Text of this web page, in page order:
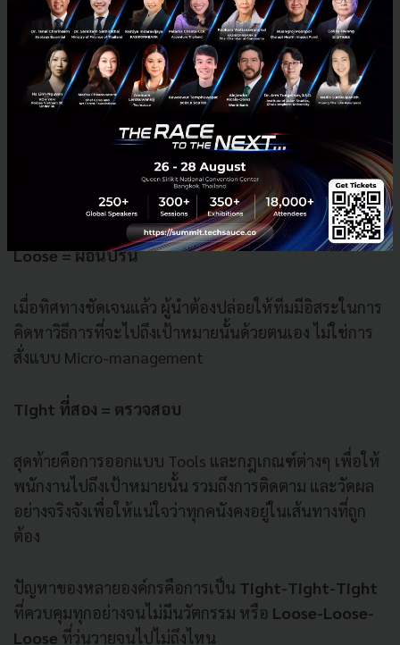
องค์กร ระหว่างการควบคุม และการมอบอิสระภาพให้กับ
พนักงาน
Tight แรก = เข้มงวด
คุณ Sigve Brekke บอกว่า ผู้นำต้องกำหนดทิศทาง และเป้า
หมายขององค์กรให้ชัดเจนและหนักแน่น ทุกคนในทีมต้อง
รู้ว่ากำลังจะมุ่งหน้าไปทางไหน
Loose = ผ่อนปรน
เมื่อทิศทางชัดเจนแล้ว ผู้นำต้องปล่อยให้ทีมมีอิสระในการ
คิดหาวิธีการที่จะไปถึงเป้าหมายนั้นด้วยตนเอง ไม่ใช่การ
สั่งแบบ Micro-management
Tight ที่สอง = ตรวจสอบ
สุดท้ายคือการออกแบบ Tools และกฎเกณฑ์ต่างๆ เพื่อให้
พนักงานไปถึงเป้าหมายนั้น รวมถึงการติดตาม และวัดผล
อย่างจริงจังเพื่อให้แน่ใจว่าทุกคนังคงอยู่ในเส้นทางที่ถูก
ต้อง
ปัญหาของหลายองค์กรคือการเป็น Tight-Tight-Tight
ที่ควบคุมทุกอย่างจนไม่มีนวัตกรรม หรือ Loose-Loose-
Loose ที่วุ่นวายจนไปไม่ถึงไหน